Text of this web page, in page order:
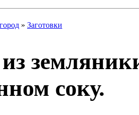
» Заготовки
соку.